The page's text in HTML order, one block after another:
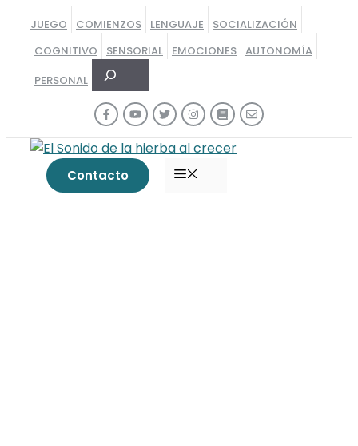
contenido
JUEGO COMIENZOS LENGUAJE
SOCIALIZACIÓN
COGNITIVO
SENSORIAL EMOCIONES AUTONOMÍA
PERSONAL
Buscar
Contacto